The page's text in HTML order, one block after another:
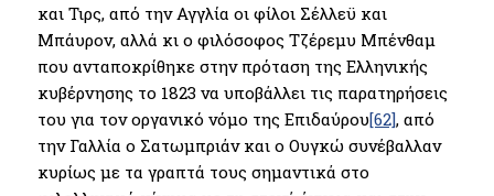
και Τιρς, από την Αγγλία οι φίλοι Σέλλεϋ και
Μπάυρον, αλλά κι ο φιλόσοφος Τζέρεμυ Μπένθαμ
που ανταποκρίθηκε στην πρόταση της Ελληνικής
κυβέρνησης το 1823 να υποβάλλει τις παρατηρήσεις
του για τον οργανικό νόμο της Επιδαύρου[62], από
την Γαλλία ο Σατωμπριάν και ο Ουγκώ συνέβαλλαν
κυρίως με τα γραπτά τους σημαντικά στο